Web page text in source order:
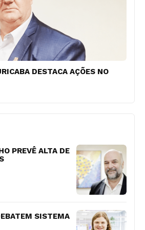
DESTACA AÇÕES NO
PREVÊ ALTA DE
SISTEMA